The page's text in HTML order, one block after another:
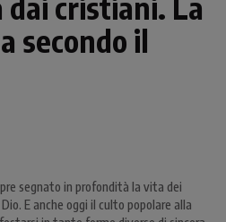
secondo il
segnato in profondità la vita dei
E anche oggi il culto popolare alla